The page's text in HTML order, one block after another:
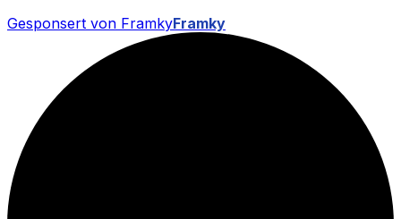
Gesponsert von FramkyFramky